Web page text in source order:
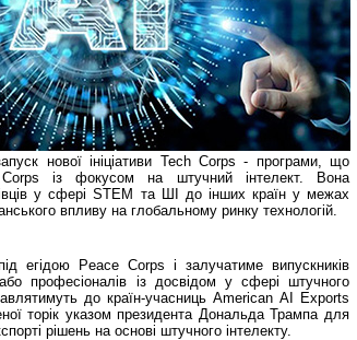
нової ініціативи Tech Corps - програми, що
із фокусом на штучний інтелект. Вона
у сфері STEM та ШІ до інших країн у межах
впливу на глобальному ринку технологій.
егідою Peace Corps і залучатиме випускників
професіоналів із досвідом у сфері штучного
до країн-учасниць American AI Exports
торік указом президента Дональда Трампа для
рішень на основі штучного інтелекту.